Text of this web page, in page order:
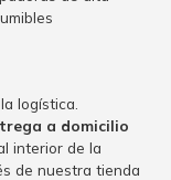
logística.
a domicilio
interior de la
de nuestra tienda